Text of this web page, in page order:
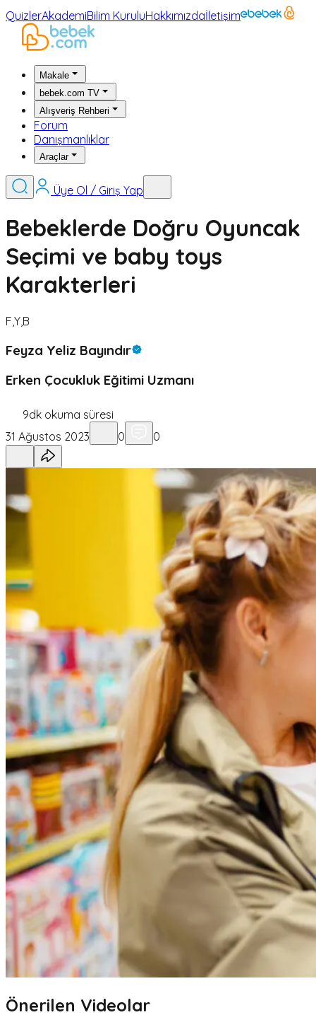
QuizlerAkademiBilim KuruluHakkımızdaİletişim
Makale
bebek.com TV
Alışveriş Rehberi
Forum
Danışmanlıklar
Araçlar
Üye Ol / Giriş Yap
Bebeklerde Doğru Oyuncak
Seçimi ve baby toys
Karakterleri
F,Y,B
Feyza Yeliz Bayındır
Erken Çocukluk Eğitimi Uzmanı
9dk okuma süresi
31 Ağustos 2023
0 0
Önerilen Videolar